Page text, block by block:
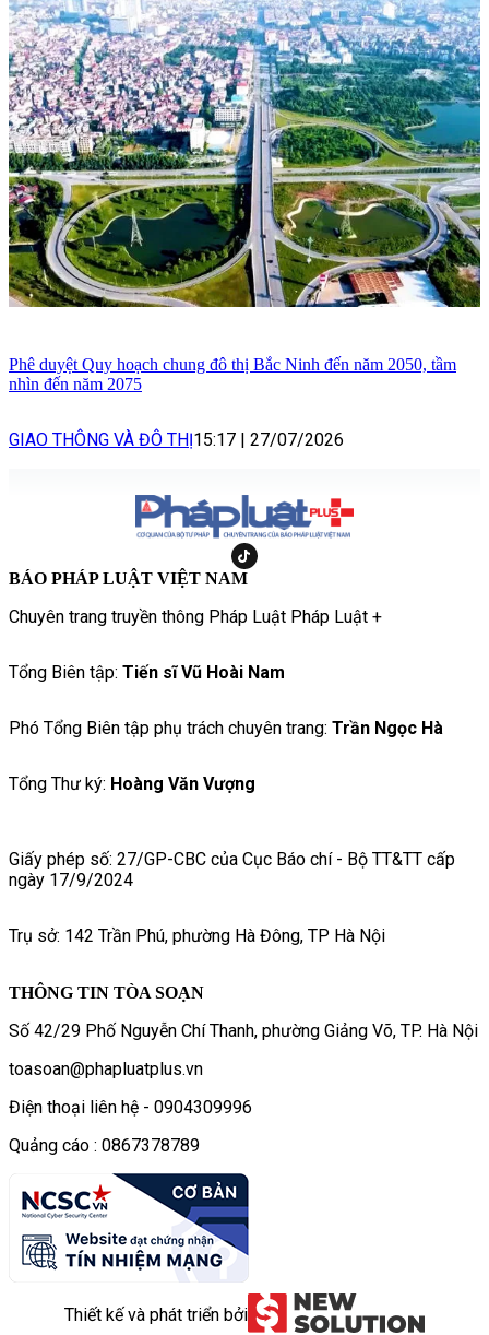
Phê duyệt Quy hoạch chung đô thị Bắc Ninh đến năm 2050, tầm
nhìn đến năm 2075
GIAO THÔNG VÀ ĐÔ THỊ15:17 | 27/07/2026
BÁO PHÁP LUẬT VIỆT NAM
Chuyên trang truyền thông Pháp Luật Pháp Luật +
Tổng Biên tập: Tiến sĩ Vũ Hoài Nam
Phó Tổng Biên tập phụ trách chuyên trang: Trần Ngọc Hà
Tổng Thư ký: Hoàng Văn Vượng
Giấy phép số: 27/GP-CBC của Cục Báo chí - Bộ TT&TT cấp
ngày 17/9/2024
Trụ sở: 142 Trần Phú, phường Hà Đông, TP Hà Nội
THÔNG TIN TÒA SOẠN
Số 42/29 Phố Nguyễn Chí Thanh, phường Giảng Võ, TP. Hà Nội
toasoan@phapluatplus.vn
Điện thoại liên hệ - 0904309996
Quảng cáo : 0867378789
Thiết kế và phát triển bởi